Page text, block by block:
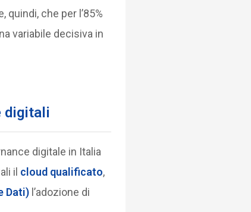
che per l’85%
variabile decisiva in
digitali
digitale in Italia
il cloud qualificato,
Dati) l’adozione di